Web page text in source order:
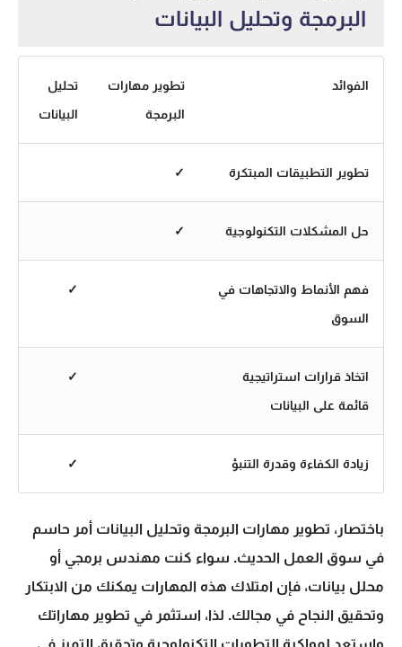
البرمجة وتحليل البيانات
الفوائد
تطوير مهارات
البرمجة
تحليل
البيانات
تطوير التطبيقات المبتكرة ✓
حل المشكلات التكنولوجية ✓
فهم الأنماط والاتجاهات في
السوق
✓
اتخاذ قرارات استراتيجية
قائمة على البيانات
✓
زيادة الكفاءة وقدرة التنبؤ ✓
باختصار، تطوير مهارات البرمجة وتحليل البيانات أمر حاسم
في سوق العمل الحديث. سواء كنت مهندس برمجي أو
محلل بيانات، فإن امتلاك هذه المهارات يمكنك من الابتكار
وتحقيق النجاح في مجالك. لذا، استثمر في تطوير مهاراتك